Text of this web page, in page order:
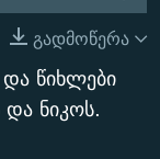
გადმოწერა
წიხლები
ნიკოს.